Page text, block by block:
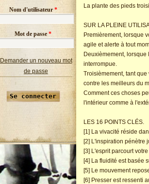
Nom d'utilisateur *
Mot de passe *
Demander un nouveau mot
de passe
La plante des pieds
SUR LA PLEINE
Premièrement, lorsque
agile et alerte à tout
Deuxièmement, lorsque
interrompue.
Troisièmement, tant
contre les meilleurs du
Comment ces choses
l'intérieur comme à
LES 16 POINTS CLÉS.
[1] La vivacité réside
[2] L'inspiration pénètre
[3] L'esprit parcourt
[4] La fluidité est basée
[5] Le mouvement
[6] Presser est ressenti